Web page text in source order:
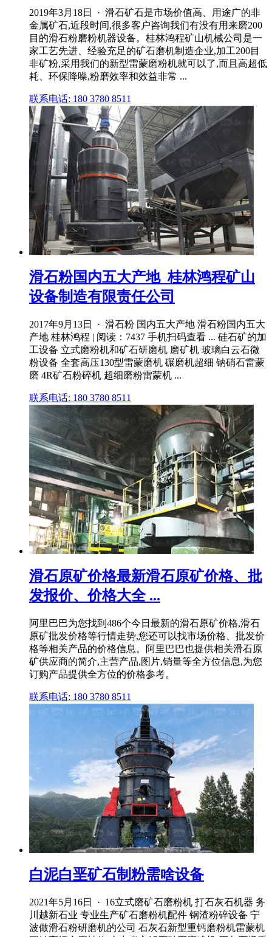
2019年3月18日 · 滑石矿石是市场价值高、用途广的非
金属矿石,近段时间,很多客户咨询我们有没有用来磨200
目的滑石粉磨粉机器设备。桂林鸿程矿山机械公司是一
家工艺先进、经验充足的矿石磨机制造企业,加工200目
非矿粉,采用我们的新型雷蒙磨粉机就可以了,而且高超低
耗、环保降噪,粉磨效率和效益非常 ...
联系电话: 180 3780 8511
滑石粉国内五大产地_桂林鸿程矿山
设备制造有限责任公司
2017年9月13日 · 滑石粉 国内五大产地 滑石粉国内五大
产地 桂林鸿程 | 阅读：7437 手机扫码查看 ... 硅石矿的加
工设备 立式磨粉机和矿石研磨机 磨矿机 玻璃白云石微
粉设备 全套高压130型雷蒙磨机 碾磨机超细 钠硝石雷蒙
磨 4R矿石粉碎机 超细磨粉雷蒙机 ...
联系电话: 180 3780 8511
滑石原矿价格最新滑石原矿价格、批
发报价、价格大全 ...
阿里巴巴为您找到486个今日最新的滑石原矿价格,滑石
原矿批发价格等行情走势,您还可以找市场价格、批发价
格等相关产品的价格信息。阿里巴巴也提供相关滑石原
矿供应商的简介,主营产品,图片,销量等全方位信息,为您
订购产品提供全方位的价格参考。
联系电话: 180 3780 8511
白泥白垩矿石制粉需啥设备
2021年5月16日 · 16立式磨矿石磨粉机 打石灰石机器 务
川越新石业 专业生产矿石磨粉机配件 钢渣粉碎设备 宁
波做滑石粉研磨机的公司 石灰石新型重钙磨粉机雷蒙机